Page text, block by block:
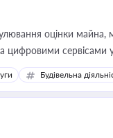
оцінки майна,
цифровими сервісами
бізнесу,
угод і
Будівельна